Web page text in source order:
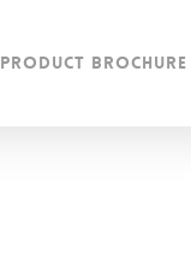
Product Brochure